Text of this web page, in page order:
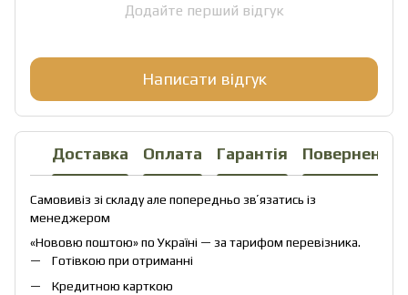
Додайте перший відгук
Написати відгук
Доставка Оплата Гарантія Повернення
Самовивіз зі складу але попередньо звʼязатись із
менеджером
«Нововю поштою» по Україні — за тарифом перевізника.
Готівкою при отриманні
Кредитною карткою